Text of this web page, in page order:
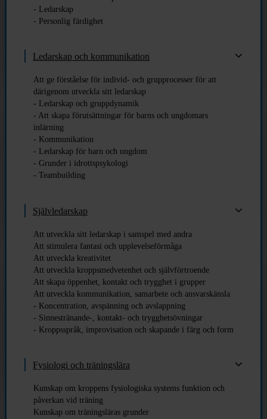
- Ledarskap
- Personlig färdighet
Ledarskap och kommunikation
Att ge förståelse för individ- och grupprocesser för att
därigenom utveckla sitt ledarskap
- Ledarskap och gruppdynamik
- Att skapa förutsättningar för barns och ungdomars
inlärning
- Kommunikation
- Ledarskap för barn och ungdom
- Grunder i idrottspsykologi
- Teambuilding
Självledarskap
Att utveckla sitt ledarskap i samspel med andra
Att stimulera fantasi och upplevelseförmåga
Att utveckla kreativitet
Att utveckla kroppsmedvetenhet och självförtroende
Att skapa öppenhet, kontakt och trygghet i grupper
Att utveckla kommunikation, samarbete och ansvarskänsla
- Koncentration, avspänning och avslappning
- Sinnestränande-, kontakt- och trygghetsövningar
- Kroppsspråk, improvisation och skapande i färg och form
Fysiologi och träningslära
Kunskap om kroppens fysiologiska systems funktion och
påverkan vid träning
Kunskap om träningsläras grunder